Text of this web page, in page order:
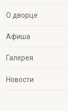
О дворце
Афиша
Галерея
Новости